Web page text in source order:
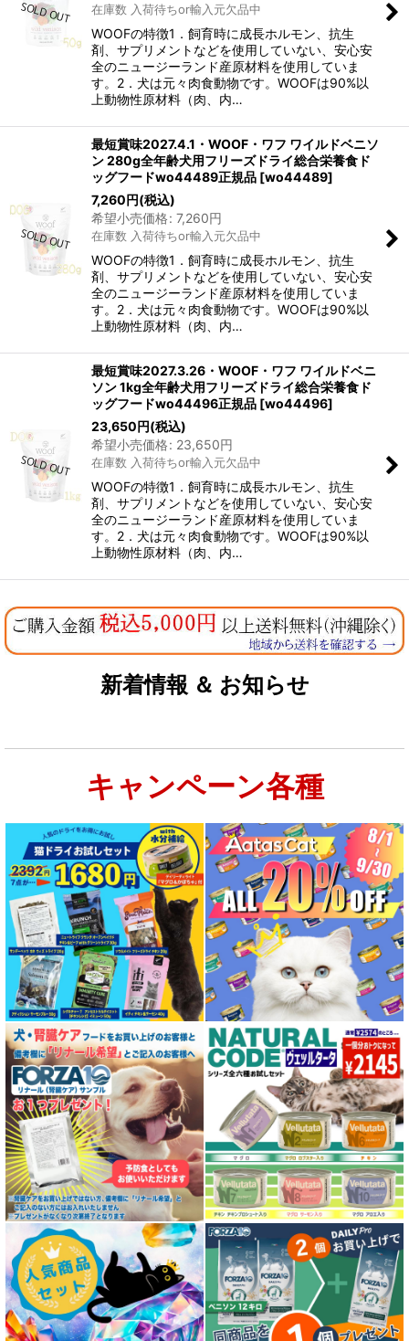
在庫数 入荷待ちor輸入元欠品中
WOOFの特徴1．飼育時に成長ホルモン、抗生
剤、サプリメントなどを使用していない、安心安
全のニュージーランド産原材料を使用していま
す。2．犬は元々肉食動物です。WOOFは90%以
上動物性原材料（肉、内…
最短賞味2027.4.1・WOOF・ワフ ワイルドベニソ
ン 280g全年齢犬用フリーズドライ総合栄養食ド
ッグフードwo44489正規品 [wo44489]
7,260円(税込)
希望小売価格: 7,260円
在庫数 入荷待ちor輸入元欠品中
WOOFの特徴1．飼育時に成長ホルモン、抗生
剤、サプリメントなどを使用していない、安心安
全のニュージーランド産原材料を使用していま
す。2．犬は元々肉食動物です。WOOFは90%以
上動物性原材料（肉、内…
最短賞味2027.3.26・WOOF・ワフ ワイルドベニ
ソン 1kg全年齢犬用フリーズドライ総合栄養食ド
ッグフードwo44496正規品 [wo44496]
23,650円(税込)
希望小売価格: 23,650円
在庫数 入荷待ちor輸入元欠品中
WOOFの特徴1．飼育時に成長ホルモン、抗生
剤、サプリメントなどを使用していない、安心安
全のニュージーランド産原材料を使用していま
す。2．犬は元々肉食動物です。WOOFは90%以
上動物性原材料（肉、内…
新着情報 ＆ お知らせ
キャンペーン各種